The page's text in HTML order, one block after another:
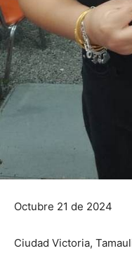
Octubre 21 de 2024
Ciudad Victoria,